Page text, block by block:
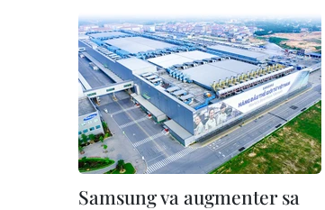
Samsung va augmenter sa